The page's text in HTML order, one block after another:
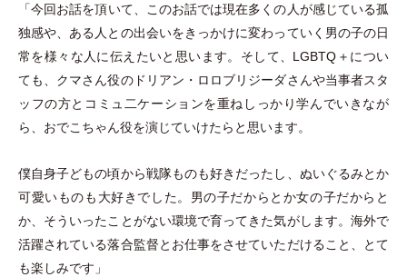
「今回お話を頂いて、このお話では現在多くの人が感じている孤
独感や、ある人との出会いをきっかけに変わっていく男の子の日
常を様々な人に伝えたいと思います。そして、LGBTQ＋につい
ても、クマさん役のドリアン ・ ロロブリジーダさんや当事者スタ
ッフの方とコミュ二ケーションを重ねしっかり学んでいきなが
ら、おでこちゃん役を演じていけたらと思います。
僕自身子どもの頃から戦隊ものも好きだったし、ぬいぐるみとか
可愛いものも大好きでした。男の子だからとか女の子だからと
か、そういったことがない環境で育ってきた気がします。海外で
活躍されている落合監督とお仕事をさせていただけること、とて
も楽しみです 」